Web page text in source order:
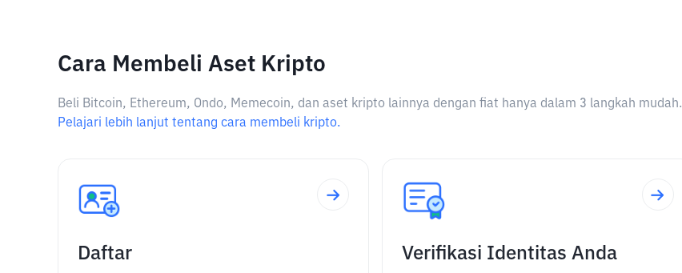
Cara Membeli Aset Kripto
Beli Bitcoin, Ethereum, Ondo, Memecoin, dan aset kripto lainnya dengan fiat hanya dalam 3 langkah mudah.
Pelajari lebih lanjut tentang cara membeli kripto.
Daftar Verifikasi Identitas Anda